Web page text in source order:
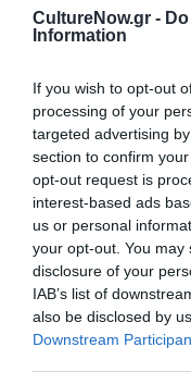
CultureNow.gr -
Information
If you wish to opt-out
processing of your
targeted advertising
section to confirm
opt-out request is
interest-based ads
us or personal
your opt-out. You
disclosure of your
IAB’s list of
also be disclosed by
Downstream
Ακολουθήστε το
Δείτε όλα τα
Πολιτισμό στο
Νέοι
Tags
ΓΙΟΛΑΝΤΑ
ΠΕΙΡΑΜΑΤΙΚΟ - MULTI